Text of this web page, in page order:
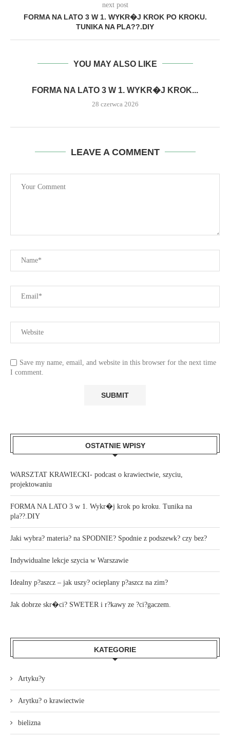
next post
FORMA NA LATO 3 W 1. WYKR�J KROK PO KROKU.
TUNIKA NA PLA??.DIY
YOU MAY ALSO LIKE
FORMA NA LATO 3 W 1. WYKR�J KROK...
28 czerwca 2026
LEAVE A COMMENT
Save my name, email, and website in this browser for the next time
I comment.
OSTATNIE WPISY
WARSZTAT KRAWIECKI- podcast o krawiectwie, szyciu,
projektowaniu
FORMA NA LATO 3 w 1. Wykr�j krok po kroku. Tunika na
pla??.DIY
Jaki wybra? materia? na SPODNIE? Spodnie z podszewk? czy bez?
Indywidualne lekcje szycia w Warszawie
Idealny p?aszcz – jak uszy? ocieplany p?aszcz na zim?
Jak dobrze skr�ci? SWETER i r?kawy ze ?ci?gaczem.
KATEGORIE
Artyku?y
Arytku? o krawiectwie
bielizna